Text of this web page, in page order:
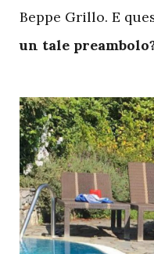
Beppe Grillo. E
un tale